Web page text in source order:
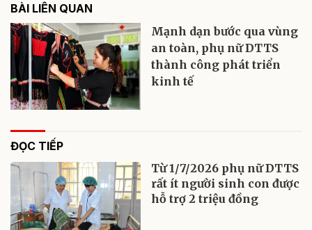
BÀI LIÊN QUAN
Mạnh dạn bước qua vùng
an toàn, phụ nữ DTTS
thành công phát triển
kinh tế
ĐỌC TIẾP
Từ 1/7/2026 phụ nữ DTTS
rất ít người sinh con được
hỗ trợ 2 triệu đồng